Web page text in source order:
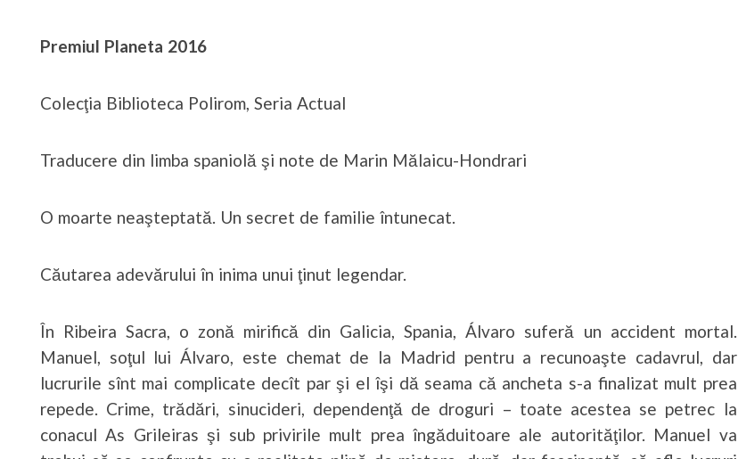
Premiul Planeta 2016
Colecţia Biblioteca Polirom, Seria Actual
Traducere din limba spaniolă şi note de Marin Mălaicu-Hondrari
O moarte neaşteptată. Un secret de familie întunecat.
Căutarea adevărului în inima unui ţinut legendar.
În Ribeira Sacra, o zonă mirifică din Galicia, Spania, Álvaro suferă un accident mortal.
Manuel, soţul lui Álvaro, este chemat de la Madrid pentru a recunoaşte cadavrul, dar
lucrurile sînt mai complicate decît par şi el îşi dă seama că ancheta s-a finalizat mult prea
repede. Crime, trădări, sinucideri, dependenţă de droguri – toate acestea se petrec la
conacul As Grileiras şi sub privirile mult prea îngăduitoare ale autorităţilor. Manuel va